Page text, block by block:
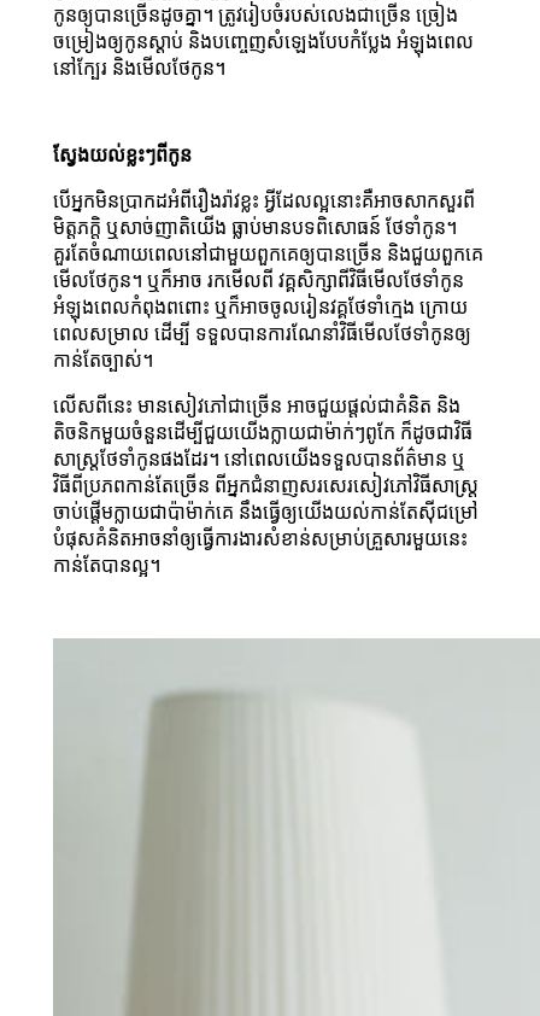
កូនឲ្យបានច្រើនដូចគ្នា។ ត្រូវរៀបចំរបស់លេងជាច្រើន ច្រៀង
ចម្រៀងឲ្យកូនស្ដាប់ និងបញ្ចេញសំឡេងបែបកំប្លែង អំឡុងពេល
នៅក្បែរ និងមើលថែកូន។
ស្វែងយល់ខ្លះៗពីកូន
បើអ្នកមិនប្រាកដអំពីរឿងរ៉ាវខ្លះ អ្វីដែលល្អនោះគឺអាចសាកសួរពី
មិត្តភក្តិ ឬសាច់ញាតិយើង ធ្លាប់មានបទពិសោធន៍ ថែទាំកូន។
គួរតែចំណាយពេលនៅជាមួយពួកគេឲ្យបានច្រើន និងជួយពួកគេ
មើលថែកូន។ ឬក៏អាច រកមើលពី វគ្គសិក្សាពីវិធីមើលថែទាំកូន
អំឡុងពេលកំពុងពពោះ ឬក៏អាចចូលរៀនវគ្គថែទាំក្មេង ក្រោយ
ពេលសម្រាល ដើម្បី ទទួលបានការណែនាំវិធីមើលថែទាំកូនឲ្យ
កាន់តែច្បាស់។
លើសពីនេះ មានសៀវភៅជាច្រើន អាចជួយផ្តល់ជាគំនិត និង
តិចនិកមួយចំនួនដើម្បីជួយយើងក្លាយជាម៉ាក់ៗពូកែ ក៏ដូចជាវិធី
សាស្រ្តថែទាំកូនផងដែរ។ នៅពេលយើងទទួលបានព័ត៌មាន ឬ
វិធីពីប្រភពកាន់តែច្រើន ពីអ្នកជំនាញសរសេរសៀវភៅវិធីសាស្ត្រ
ចាប់ផ្ដើមក្លាយជាប៉ាម៉ាក់គេ នឹងធ្វើឲ្យយើងយល់កាន់តែស៊ីជម្រៅ
បំផុសគំនិតអាចនាំឲ្យធ្វើការងារសំខាន់សម្រាប់គ្រួសារមួយនេះ
កាន់តែបានល្អ។